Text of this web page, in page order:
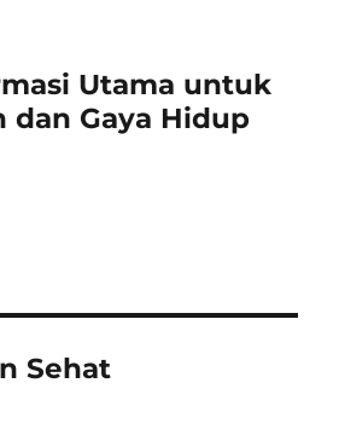
Utama untuk
dan Gaya Hidup
Sehat